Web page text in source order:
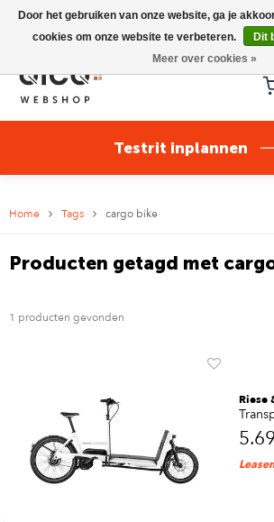
Riese & Müller Nevo5 Silent Core nu
leverbaar!
Testrit inplannen
Home Tags cargo bike
Producten getagd met
1 producten gevonden
Riese
Door het gebruiken van onze website, ga je
cookies om onze website te verbeteren.
Dit
Meer over cookies »